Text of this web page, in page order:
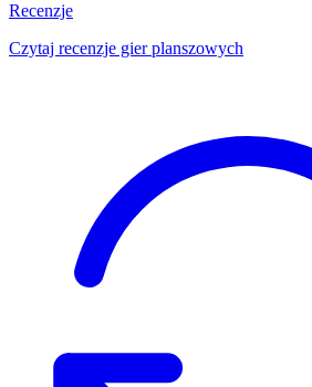
Recenzje
Czytaj recenzje gier planszowych